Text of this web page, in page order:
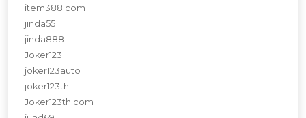
item388.com
jinda55
jinda888
Joker123
joker123auto
joker123th
Joker123th.com